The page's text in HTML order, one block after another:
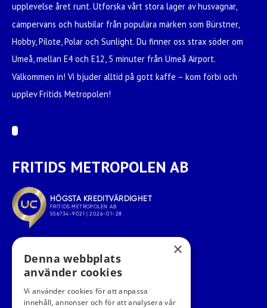
upplevelse året runt. Utforska vårt stora lager av husvagnar,
campervans och husbilar från populära märken som Bürstner,
Hobby, Pilote, Polar och Sunlight. Du finner oss strax söder om
Umeå, mellan E4 och E12, 5 minuter från Umeå Airport.
Välkommen in! Vi bjuder alltid på gott kaffe – kom förbi och
upplev Fritids Metropolen!
FRITIDS METROPOLEN AB
×
Denna webbplats
använder cookies
Vi använder cookies för att anpassa
innehåll, annonser och för att analysera vår